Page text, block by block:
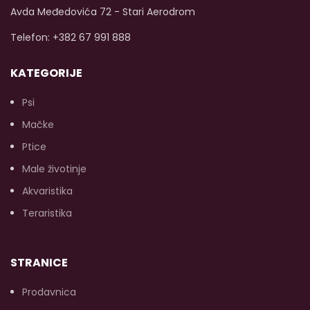
Avda Međedovića 72 - Stari Aerodrom
Telefon: +382 67 991 888
KATEGORIJE
Psi
Mačke
Ptice
Male životinje
Akvaristika
Teraristika
STRANICE
Prodavnica